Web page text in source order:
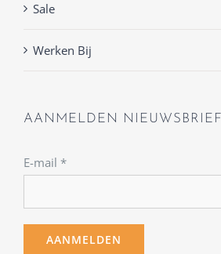
Sale
Werken Bij
AANMELDEN NIEUWSBRIEF
E-mail *